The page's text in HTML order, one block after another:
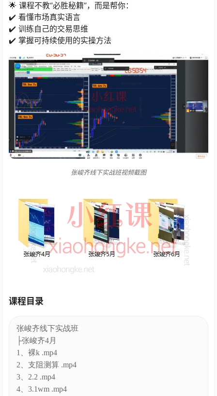
🌟 课程不教“必胜秘籍”，而是帮你：
✔️ 看懂市场真实语言
✔️ 训练自己的交易思维
✔️ 掌握可持续使用的实操方法
张峻齐线下实战班视频截图
课程目录
张峻齐线下实战班
├张峻齐4月
1、裸k .mp4
2、支阻测算 .mp4
3、2.2 .mp4
4、3.1wm .mp4